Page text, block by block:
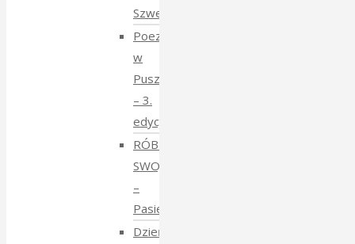
Szwedzki
Poezja
w
Puszczy
– 3.
edycja
RÓBMY
SWOJE
–
Pasieki
Dzień